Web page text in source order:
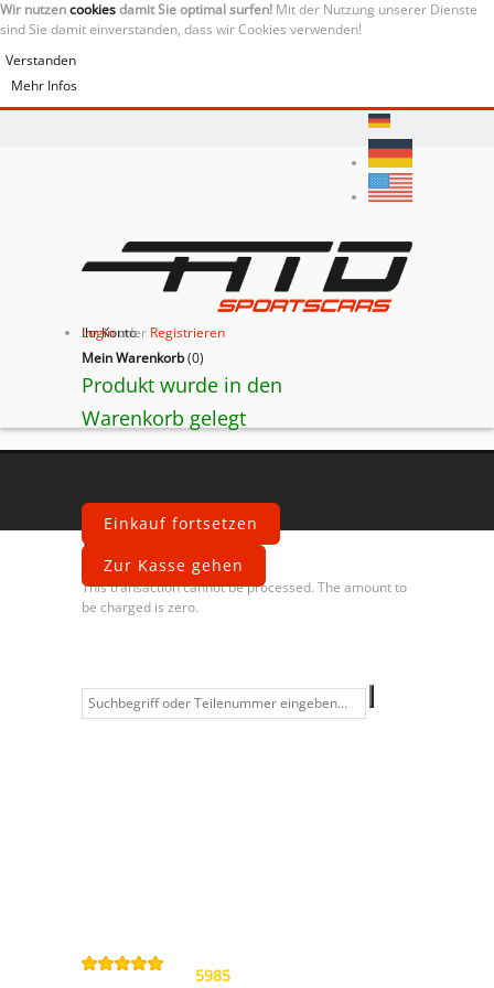
Wir nutzencookiesdamit Sie optimal surfen! Mit der Nutzung unserer Dienste
sind Sie damit einverstanden, dass wir Cookies verwenden!
Verstanden
Mehr Infos
Ihr Konto
Loginoder Registrieren
Mein Warenkorb(0)
Produkt wurde in den
Warenkorb gelegt
Einkauf fortsetzen
Zur Kasse gehen
Fehler
This transaction cannot be processed. The amount to
be charged is zero.
Kontakt
Allgemeine
/5
5985